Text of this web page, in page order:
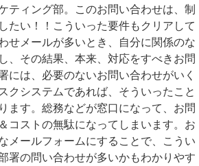
ティング部。このお問い合わせは、制
たい！！こういった要件もクリアして
せメールが多いとき、自分に関係のな
、その結果、本来、対応をすべきお問
は、必要のないお問い合わせがいく
クシステムであれば、そういったこと
ます。総務などが窓口になって、お問
コストの無駄になってしまいます。お
メールフォームにすることで、こうい
署の問い合わせが多いかもわかりやす